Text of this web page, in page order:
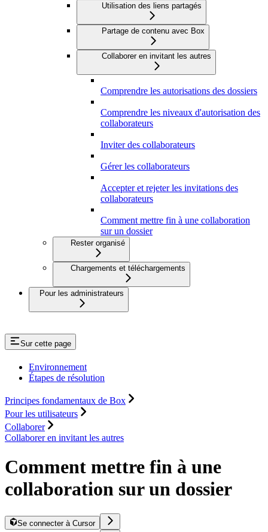
Utilisation des liens partagés
Partage de contenu avec Box
Collaborer en invitant les autres
Comprendre les autorisations des dossiers
Comprendre les niveaux d'autorisation des
collaborateurs
Inviter des collaborateurs
Gérer les collaborateurs
Accepter et rejeter les invitations des
collaborateurs
Comment mettre fin à une collaboration
sur un dossier
Rester organisé
Chargements et téléchargements
Pour les administrateurs
Sur cette page
Environnement
Étapes de résolution
Principes fondamentaux de Box
Pour les utilisateurs
Collaborer
Collaborer en invitant les autres
Comment mettre fin à une
collaboration sur un dossier
Se connecter à Cursor